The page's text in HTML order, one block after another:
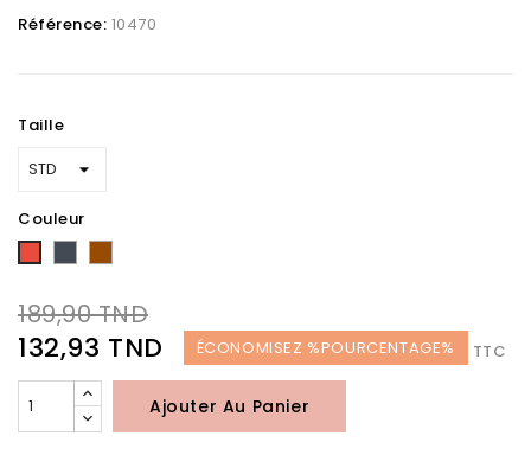
Référence: 10470
Taille
Couleur
Rouge
189,90 TND
132,93 TND ÉCONOMISEZ %POURCENTAGE% TTC
Ajouter Au Panier